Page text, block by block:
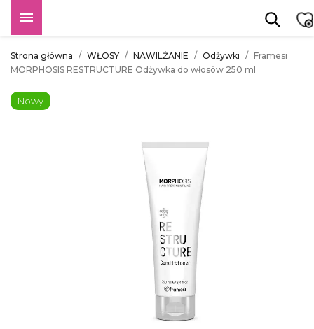

Strona główna WŁOSY NAWILŻANIE Odżywki
Framesi
MORPHOSIS RESTRUCTURE Odżywka do włosów 250 ml
Nowy